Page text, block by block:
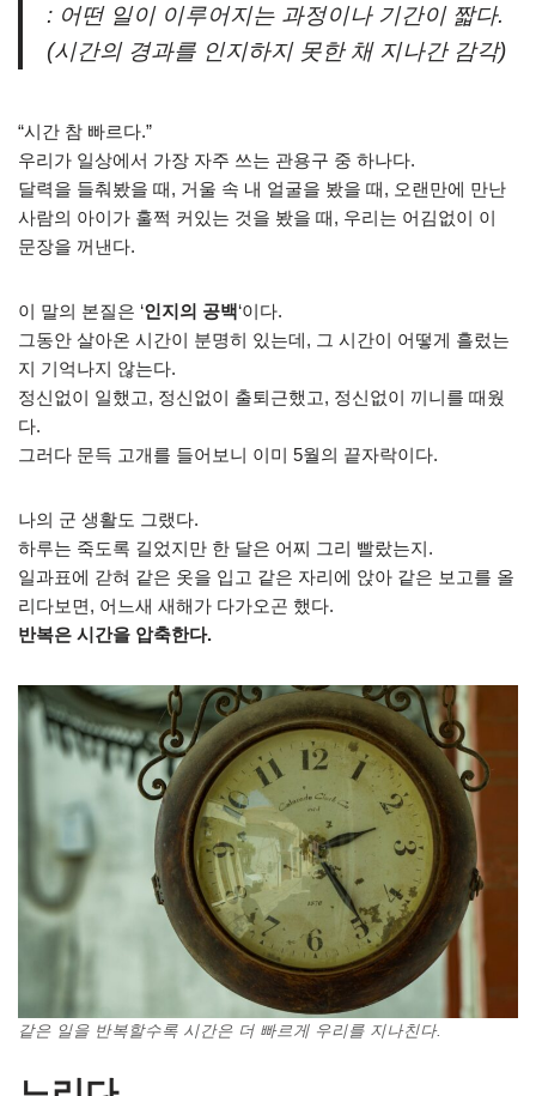
: 어떤 일이 이루어지는 과정이나 기간이 짧다.
(시간의 경과를 인지하지 못한 채 지나간 감각)
“시간 참 빠르다.”
우리가 일상에서 가장 자주 쓰는 관용구 중 하나다.
달력을 들춰봤을 때, 거울 속 내 얼굴을 봤을 때, 오랜만에 만난
사람의 아이가 훌쩍 커있는 것을 봤을 때, 우리는 어김없이 이
문장을 꺼낸다.
이 말의 본질은 ‘인지의 공백‘이다.
그동안 살아온 시간이 분명히 있는데, 그 시간이 어떻게 흘렀는
지 기억나지 않는다.
정신없이 일했고, 정신없이 출퇴근했고, 정신없이 끼니를 때웠
다.
그러다 문득 고개를 들어보니 이미 5월의 끝자락이다.
나의 군 생활도 그랬다.
하루는 죽도록 길었지만 한 달은 어찌 그리 빨랐는지.
일과표에 갇혀 같은 옷을 입고 같은 자리에 앉아 같은 보고를 올
리다보면, 어느새 새해가 다가오곤 했다.
반복은 시간을 압축한다.
같은 일을 반복할수록 시간은 더 빠르게 우리를 지나친다.